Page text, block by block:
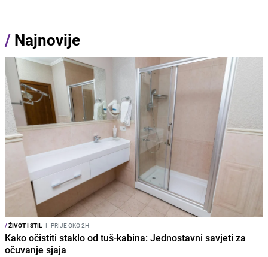
/ Najnovije
/ŽIVOT I STIL I PRIJE OKO 2H
Kako očistiti staklo od tuš-kabina: Jednostavni savjeti za
očuvanje sjaja